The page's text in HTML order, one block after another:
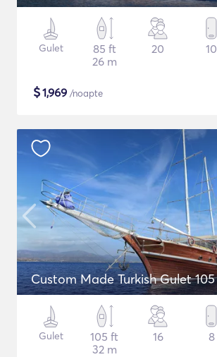
Gulet
85 ft
26 m
20 10
$1,969 /noapte
Custom Made Turkish Gulet 105
Gulet
105 ft
32 m
16 8